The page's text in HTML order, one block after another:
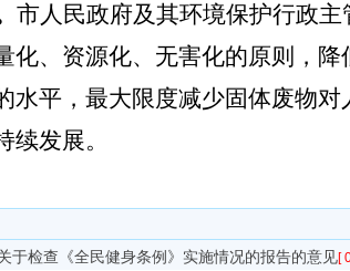
市人民政府及其环境保护行政主
、资源化、无害化的原则，降
平，最大限度减少固体废物对
发展。
于检查《全民健身条例》实施情况的报告的意见[